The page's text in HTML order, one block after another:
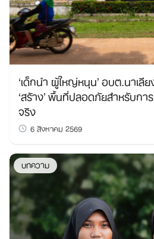
‘เด็กนำ ผู้ใหญ่หนุน’ อบต.นาเลีย
‘สร้าง’ พื้นที่ปลอดภัยสำหรับกา
จริง
6 สิงหาคม 2569
บทความ